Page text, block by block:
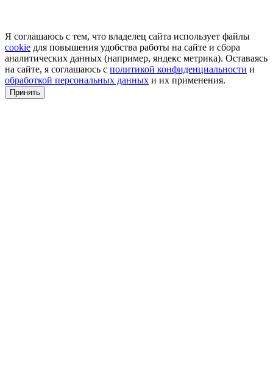
Я соглашаюсь с тем, что владелец сайта использует файлы
cookie для повышения удобства работы на сайте и сбора
аналитических данных (например, яндекс метрика). Оставаясь
на сайте, я соглашаюсь с политикой конфиденциальности и
обработкой персональных данных и их применения.
Принять